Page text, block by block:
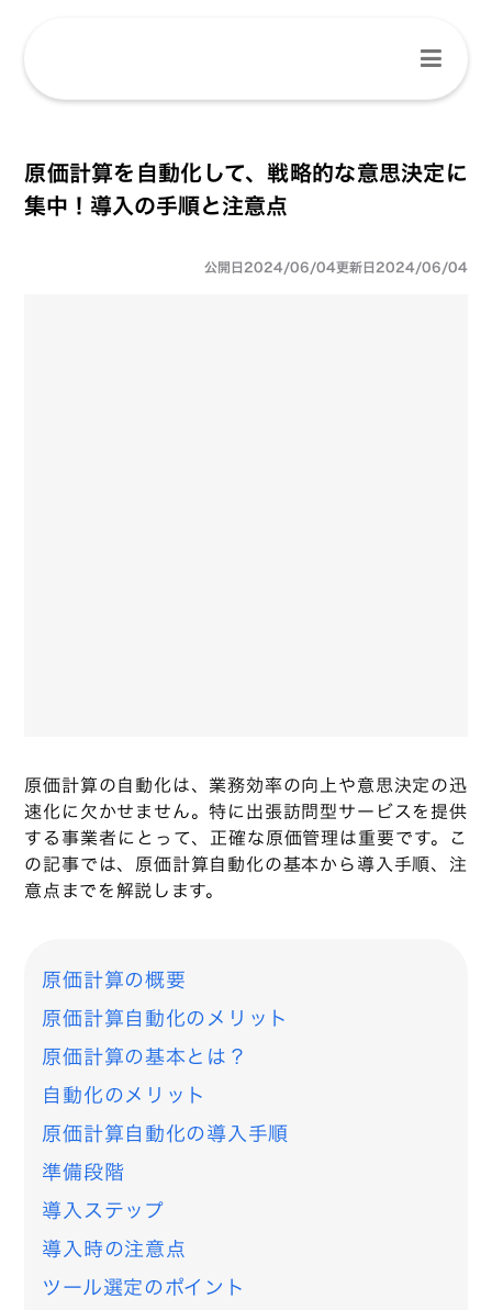
原価計算を自動化して、戦略的な意思決定に
集中！導入の手順と注意点
公開日2024/06/04更新日2024/06/04
原価計算の自動化は、業務効率の向上や意思決定の迅
速化に欠かせません。特に出張訪問型サービスを提供
する事業者にとって、正確な原価管理は重要です。こ
の記事では、原価計算自動化の基本から導入手順、注
意点までを解説します。
原価計算の概要
原価計算自動化のメリット
原価計算の基本とは？
自動化のメリット
原価計算自動化の導入手順
準備段階
導入ステップ
導入時の注意点
ツール選定のポイント